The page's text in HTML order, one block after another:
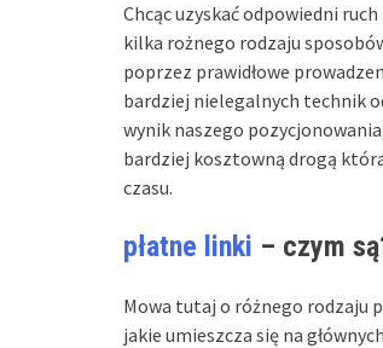
Chcąc uzyskać odpowiedni
kilka rożnego rodzaju
poprzez prawidłowe
bardziej nielegalnych technik
wynik naszego
bardziej kosztowną drogą
czasu.
płatne linki – czym
Mowa tutaj o różnego rodzaju
jakie umieszcza się na